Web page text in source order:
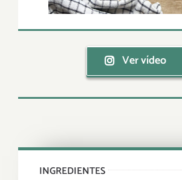
Ver vídeo
INGREDIENTES